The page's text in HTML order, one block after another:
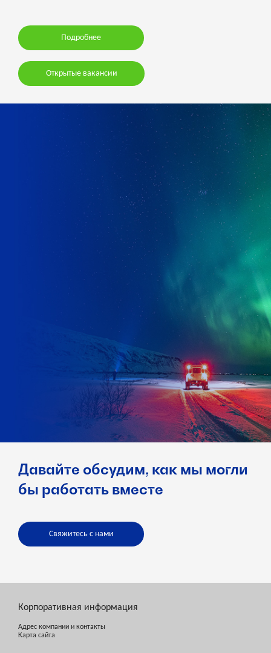
Подробнее
Открытые вакансии
Давайте обсудим, как мы могли
бы работать вместе
Свяжитесь с нами
Корпоративная информация
Адрес компании и контакты
Карта сайта